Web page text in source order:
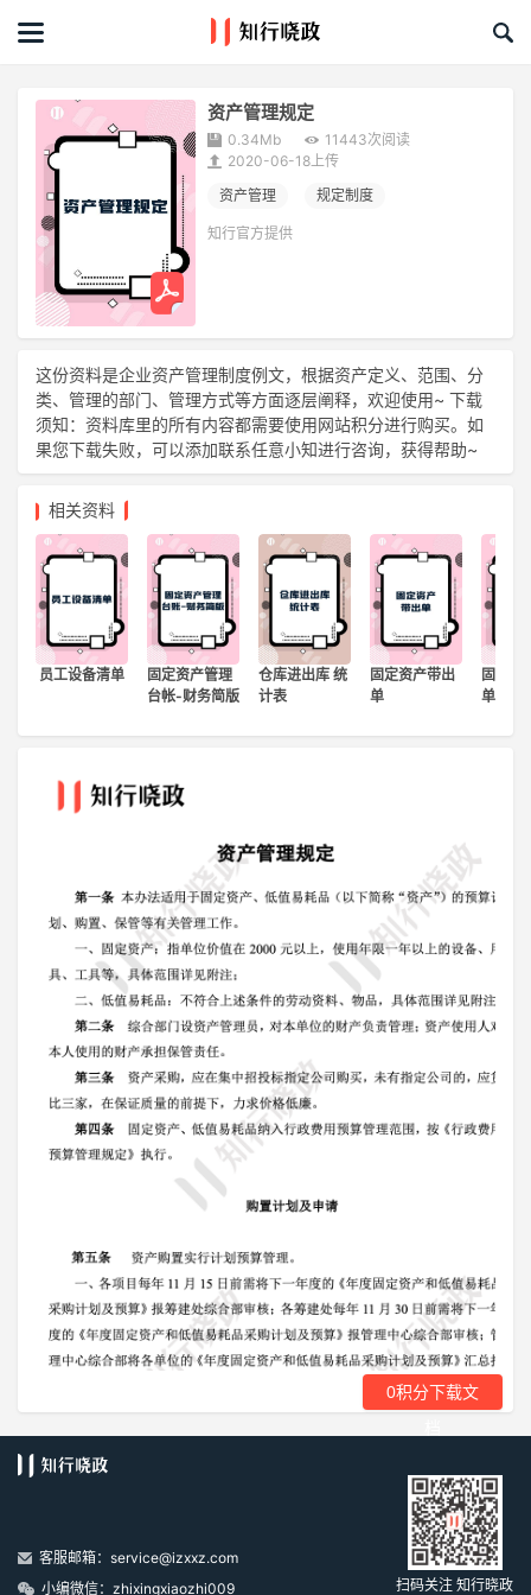
首页
文章
课程&活动
资料库
服务商
关于我们
登录
注册
资产管理规定
0.34Mb
11443次阅读
2020-06-18上传
资产管理
规定制度
知行官方提供
0积分下载文
这份资料是企业资产管理制度例文，根据资产定义、范围、分
类、管理的部门、管理方式等方面逐层阐释，欢迎使用~ 下载
须知：资料库里的所有内容都需要使用网站积分进行购买。如
果您下载失败，可以添加联系任意小知进行咨询，获得帮助~
相关资料
员工设备清单
固定资产管理
台帐-财务简版
仓库进出库 统
计表
固定资产带出
单
固定资
单
客服邮箱：service@izxxz.com
小编微信：zhixingxiaozhi009
扫码关注 知行晓政